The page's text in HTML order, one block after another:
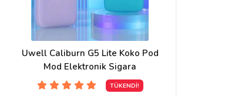
25/06/2026
Uwell Caliburn G5 Lite Koko Pod
Mod Elektronik Sigara
TÜKENDİ!